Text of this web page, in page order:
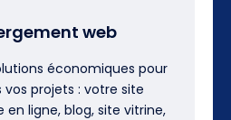
web
économiques pour
projets : votre site
ligne, blog, site vitrine,